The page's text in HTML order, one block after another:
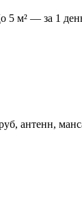
5 м² — за 1
антенн,